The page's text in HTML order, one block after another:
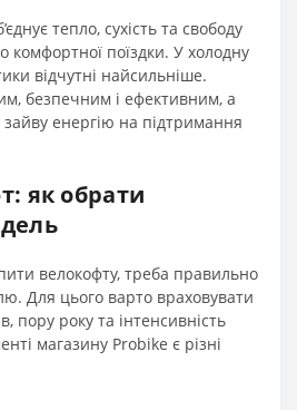
тепло, сухість та свободу
комфортної поїздки. У холодну
відчутні найсильніше.
безпечним і ефективним, а
енергію на підтримання
як обрати
велокофту, треба правильно
Для цього варто враховувати
пору року та інтенсивність
магазину Probike є різні